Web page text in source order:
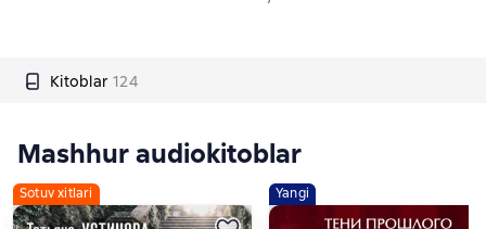
Kitoblar 124
Mashhur audiokitoblar
Sotuv xitlari Yangi